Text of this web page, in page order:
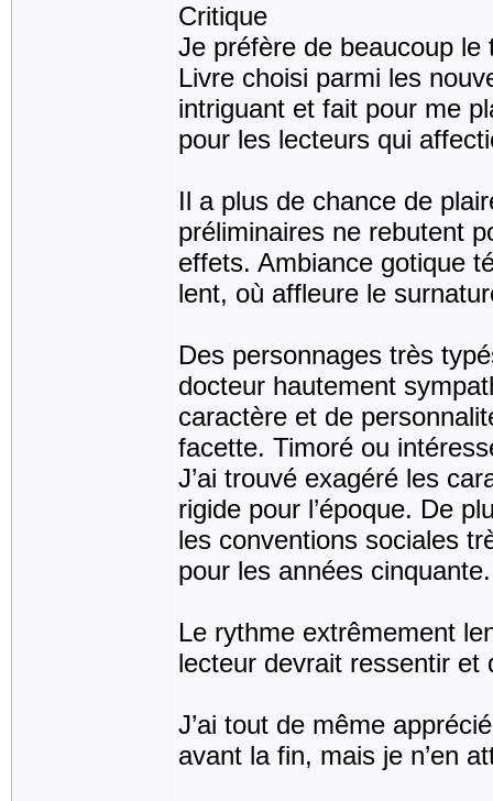
Critique
Je préfère de beaucoup
Livre choisi parmi les
intriguant et fait pour me
pour les lecteurs qui
Il a plus de chance de
préliminaires ne rebutent
effets. Ambiance gotique
lent, où affleure le
Des personnages très
docteur hautement
caractère et de
facette. Timoré ou
J’ai trouvé exagéré les
rigide pour l’époque. De
les conventions sociales
pour les années cinquante.
Le rythme extrêmement
lecteur devrait ressentir et
J’ai tout de même
avant la fin, mais je n’en